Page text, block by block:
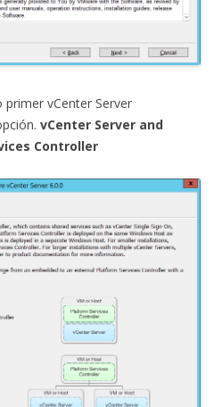
vCenter Server
vCenter Server and
Controller